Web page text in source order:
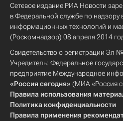
Сетевое издание РИА Новости
в Федеральной службе по надзору
информационных технологий и
(Роскомнадзор) 08 апреля 2014
Свидетельство о регистрации Эл
Учредитель: Федеральное
предприятие Международное
«Россия сегодня» (МИА «Россия
Правила использования
Политика конфиденциальности
Правила применения